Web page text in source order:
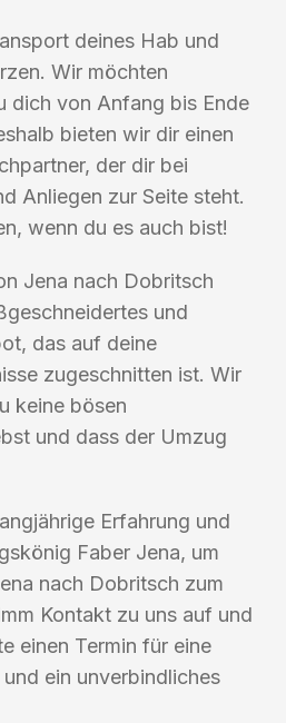
deines Hab und
Wir möchten
dich von Anfang bis Ende
bieten wir dir einen
der dir bei
Anliegen zur Seite steht.
wenn du es auch bist!
Jena nach Dobritsch
und
das auf deine
zugeschnitten ist. Wir
keine bösen
und dass der Umzug
Erfahrung und
Faber Jena, um
nach Dobritsch zum
Kontakt zu uns auf und
einen Termin für eine
ein unverbindliches